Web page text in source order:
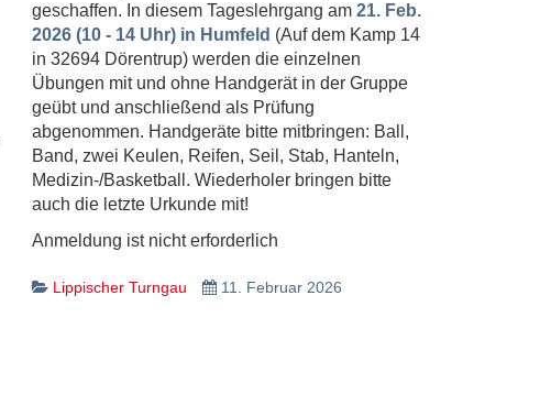
geschaffen. In diesem Tageslehrgang am 21. Feb.
2026 (10 - 14 Uhr) in Humfeld (Auf dem Kamp 14
in 32694 Dörentrup) werden die einzelnen
Übungen mit und ohne Handgerät in der Gruppe
geübt und anschließend als Prüfung
abgenommen. Handgeräte bitte mitbringen: Ball,
Band, zwei Keulen, Reifen, Seil, Stab, Hanteln,
Medizin-/Basketball. Wiederholer bringen bitte
auch die letzte Urkunde mit!
Anmeldung ist nicht erforderlich
Lippischer Turngau 11. Februar 2026